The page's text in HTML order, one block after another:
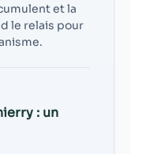
et la
le relais pour
: un